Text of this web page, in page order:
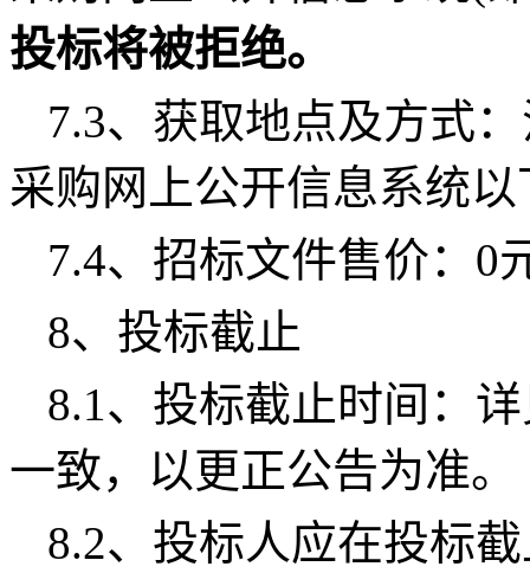
投标将被拒绝。
7.3、获取地点及方式
采购网上公开信息系统
7.4、招标文件售价： 0
8、投标截止
8.1、投标截止时间：
一致，以更正公告为准。
8.2、投标人应在投标